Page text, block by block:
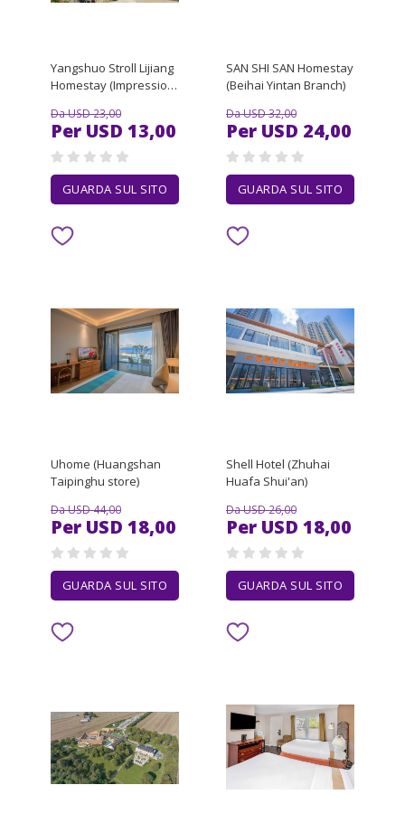
Yangshuo Stroll Lijiang
Homestay (Impression
Wharf)
Da USD 23,00
Per USD 13,00
GUARDA SUL SITO
SAN SHI SAN Homestay
(Beihai Yintan Branch)
Da USD 32,00
Per USD 24,00
GUARDA SUL SITO
Uhome (Huangshan
Taipinghu store)
Da USD 44,00
Per USD 18,00
GUARDA SUL SITO
Shell Hotel (Zhuhai
Huafa Shui'an)
Da USD 26,00
Per USD 18,00
GUARDA SUL SITO